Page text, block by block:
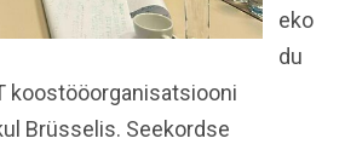
eko
du
koostööorganisatsiooni
Brüsselis. Seekordse